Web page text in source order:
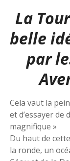
La
belle
par
Cela vaut la
et d’essayer de
magnifique »
Du haut de
la ronde, un